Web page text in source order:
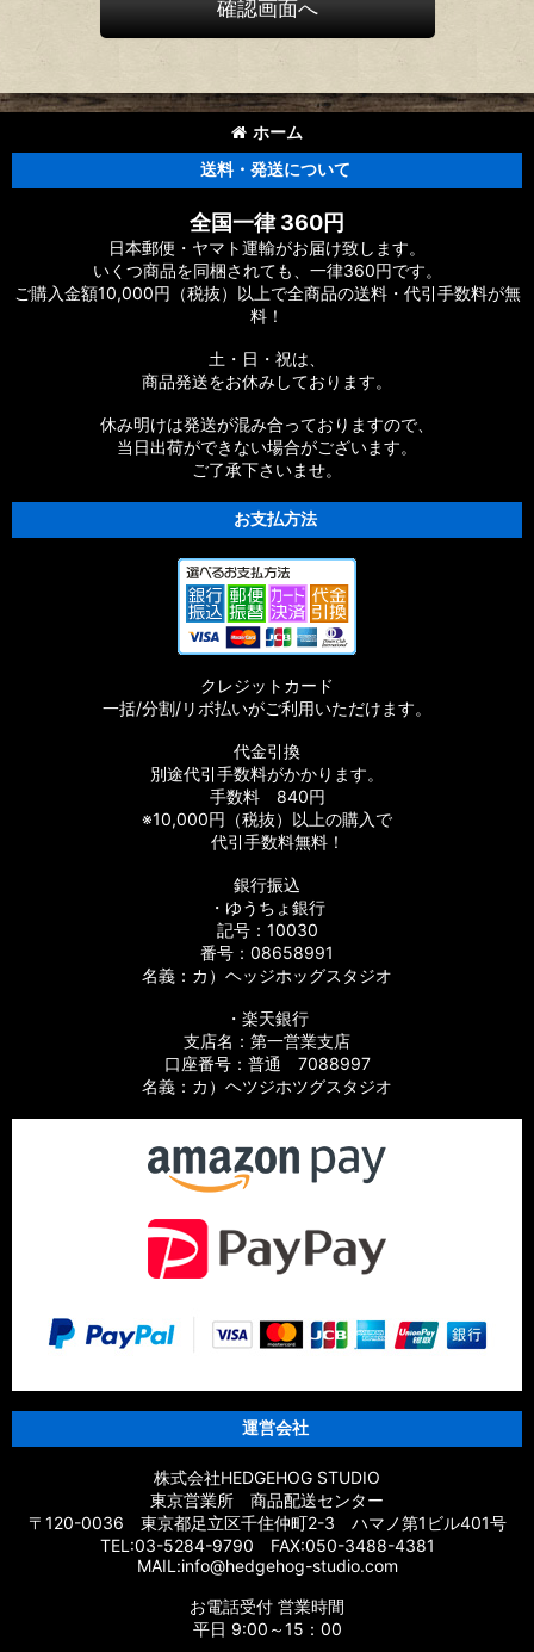
確認画面へ
ホーム
送料・発送について
全国一律 360円
日本郵便・ヤマト運輸がお届け致します。
いくつ商品を同梱されても、一律360円です。
ご購入金額10,000円（税抜）以上で全商品の送料・代引手数料が無
料！
土・日・祝は、
商品発送をお休みしております。
休み明けは発送が混み合っておりますので、
当日出荷ができない場合がございます。
ご了承下さいませ。
お支払方法
クレジットカード
一括/分割/リボ払いがご利用いただけます。
代金引換
別途代引手数料がかかります。
手数料 840円
※10,000円（税抜）以上の購入で
代引手数料無料！
銀行振込
・ゆうちょ銀行
記号：10030
番号：08658991
名義：カ）ヘッジホッグスタジオ
・楽天銀行
支店名：第一営業支店
口座番号：普通 7088997
名義：カ）ヘツジホツグスタジオ
運営会社
株式会社HEDGEHOG STUDIO
東京営業所 商品配送センター
〒120-0036 東京都足立区千住仲町2-3 ハマノ第1ビル401号
TEL:03-5284-9790 FAX:050-3488-4381
MAIL:info@hedgehog-studio.com
お電話受付 営業時間
平日 9:00～15：00